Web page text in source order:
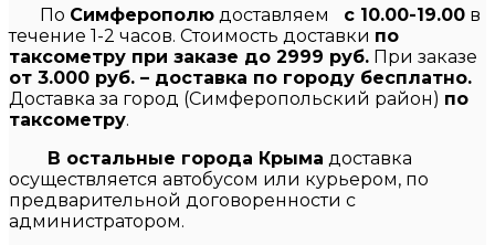
По Симферополю доставляем с 10.00-19.00 в
течение 1-2 часов. Стоимость доставки по
таксометру при заказе до 2999 руб. При заказе
от 3.000 руб. – доставка по городу бесплатно.
Доставка за город (Симферопольский район) по
таксометру.
В остальные города Крыма доставка
осуществляется автобусом или курьером, по
предварительной договоренности с
администратором.